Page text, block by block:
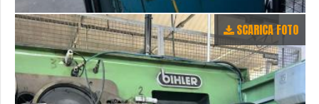
SCARICA FOTO